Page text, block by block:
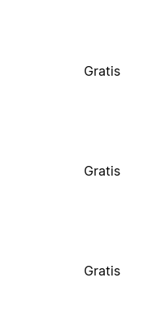
Gratis
Gratis
Gratis